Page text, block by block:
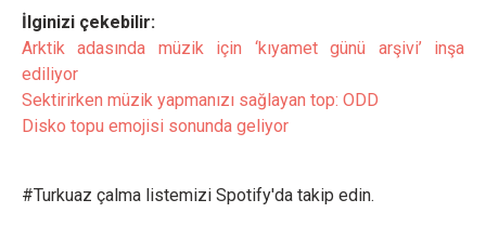
İlginizi çekebilir:
Arktik adasında müzik için ‘kıyamet günü arşivi’ inşa
ediliyor
Sektirirken müzik yapmanızı sağlayan top: ODD
Disko topu emojisi sonunda geliyor
#Turkuaz çalma listemizi Spotify'da takip edin.